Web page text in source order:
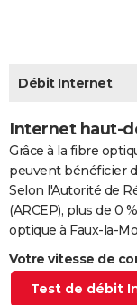
CARTE DE VOEUX
Carte de Noël
Carte Bonne année
Carte Saint-Valentin
Carte Pâques
Carte d'anniversaire
DICTIONNAIRE
PROGRAMME TV
COPAINS D'AVANT
S'inscrire
Se connecter
Lycées
Collèges
Primaires
Universités
Entreprises
Service militaire
Avis de recherche
Débit Internet
Internet haut-
Grâce à la fibre
peuvent bénéficier
Selon l'Autorité de
(ARCEP), plus de 0
optique à Faux-la-
Votre vitesse de
Test de débit